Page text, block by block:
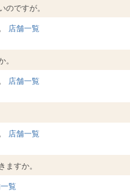
ですが。
店舗一覧
店舗一覧
店舗一覧
すか。
覧